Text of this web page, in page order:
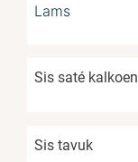
Lams
Sis saté kalkoen
Sis tavuk